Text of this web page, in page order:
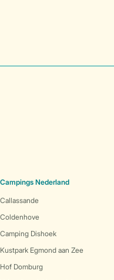
Campings Nederland
Callassande
Coldenhove
Camping Dishoek
Kustpark Egmond aan Zee
Hof Domburg